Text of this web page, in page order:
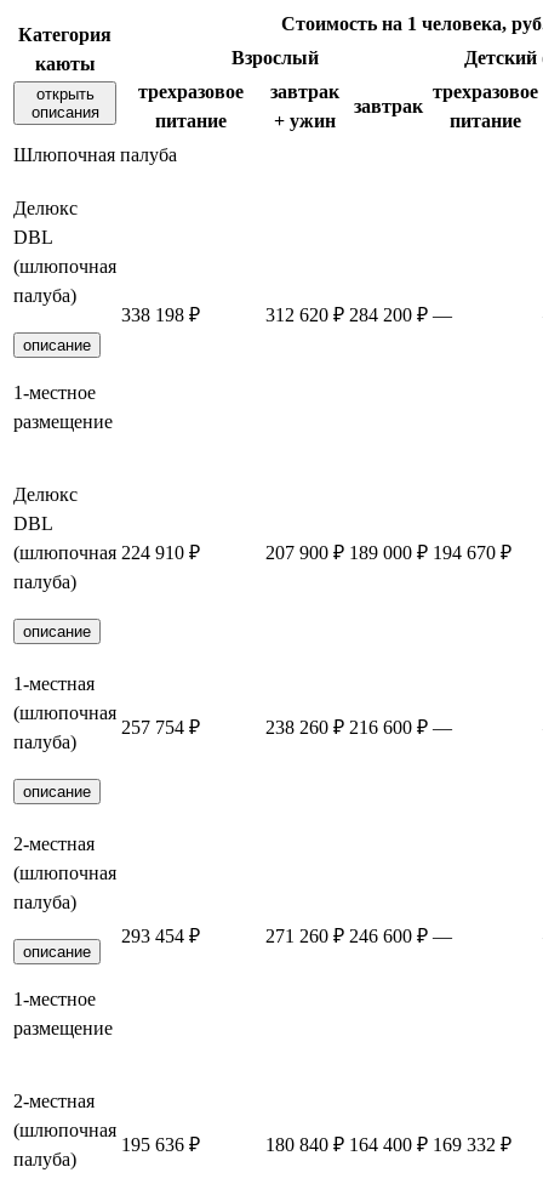
Категория
каюты
открыть
описания
Стоимость на 1 человека,
Взрослый
Детский
трехразовое
питание
завтрак
+ ужин
завтрак
трехразовое
питание
Шлюпочная палуба
Делюкс
DBL
(шлюпочная
палуба)
описание
1-местное
размещение
338 198 ₽ 312 620 ₽ 284 200 ₽ —
Делюкс
DBL
(шлюпочная
палуба)
описание
224 910 ₽ 207 900 ₽ 189 000 ₽ 194 670 ₽
1-местная
(шлюпочная
палуба)
описание
257 754 ₽ 238 260 ₽ 216 600 ₽ —
2-местная
(шлюпочная
палуба)
описание
1-местное
размещение
293 454 ₽ 271 260 ₽ 246 600 ₽ —
2-местная
(шлюпочная
палуба)
195 636 ₽ 180 840 ₽ 164 400 ₽ 169 332 ₽